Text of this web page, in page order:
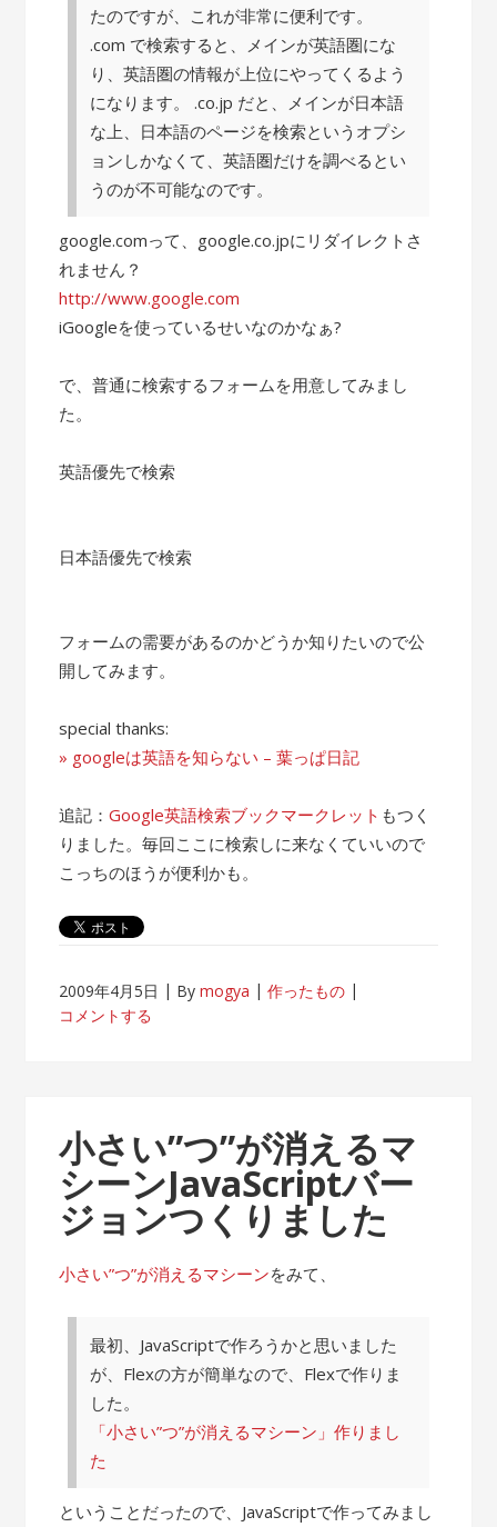
たのですが、これが非常に便利です。
.com で検索すると、メインが英語圏にな
り、英語圏の情報が上位にやってくるよう
になります。 .co.jp だと、メインが日本語
な上、日本語のページを検索というオプシ
ョンしかなくて、英語圏だけを調べるとい
うのが不可能なのです。
google.comって、google.co.jpにリダイレクトさ
れません？
http://www.google.com
iGoogleを使っているせいなのかなぁ?
で、普通に検索するフォームを用意してみまし
た。
英語優先で検索
日本語優先で検索
フォームの需要があるのかどうか知りたいので公
開してみます。
special thanks:
» googleは英語を知らない – 葉っぱ日記
追記：Google英語検索ブックマークレット もつく
りました。毎回ここに検索しに来なくていいので
こっちのほうが便利かも。
2009年4月5日 Bymogya
作ったもの
コメントする
小さい”つ”が消えるマ
シーンJavaScriptバー
ジョンつくりました
小さい”つ”が消えるマシーンをみて、
最初、JavaScriptで作ろうかと思いました
が、Flexの方が簡単なので、Flexで作りま
した。
「小さい”つ”が消えるマシーン」作りまし
た
ということだったので、JavaScriptで作ってみまし